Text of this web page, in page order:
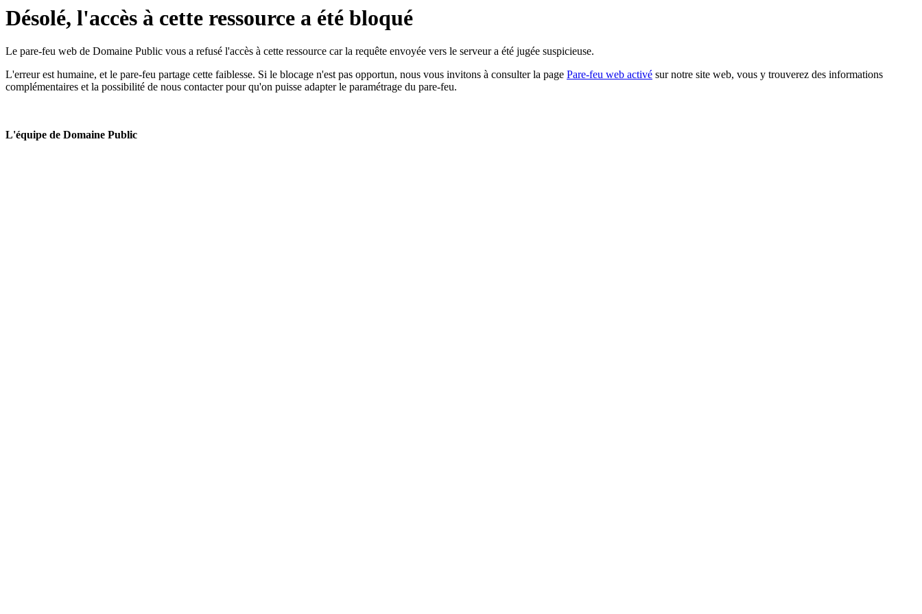
Désolé, l'accès à cette ressource a été bloqué
Le pare-feu web de Domaine Public vous a refusé l'accès à cette ressource car la requête envoyée vers le serveur a été jugée suspicieuse.
L'erreur est humaine, et le pare-feu partage cette faiblesse. Si le blocage n'est pas opportun, nous vous invitons à consulter la page Pare-feu web activé sur notre site web, vous y trouverez des informations
complémentaires et la possibilité de nous contacter pour qu'on puisse adapter le paramétrage du pare-feu.
L'équipe de Domaine Public